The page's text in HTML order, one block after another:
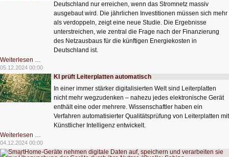
Deutschland nur erreichen, wenn das Stromnetz massiv
ausgebaut wird. Die jährlichen Investitionen müssen sich mehr
als verdoppeln, zeigt eine neue Studie. Die Ergebnisse
unterstreichen, wie zentral die Frage nach der Finanzierung
des Netzausbaus für die künftigen Energiekosten in
Deutschland ist.
Weiterlesen …
für
den
Erfolg
der
Energiewende
05.12.2024 00:00
KI prüft Leiterplatten automatisch
In einer immer stärker digitalisierten Welt sind Leiterplatten
nicht mehr wegzudenken – nahezu jedes elektronische Gerät
enthält eine oder mehrere. Wissenschaftler haben ein
Verfahren automatisierter Qualitätsprüfung von Leiterplatten mit
Künstlicher Intelligenz entwickelt.
Weiterlesen …
prüft
Leiterplatten
automatisch
04.12.2024 00:00